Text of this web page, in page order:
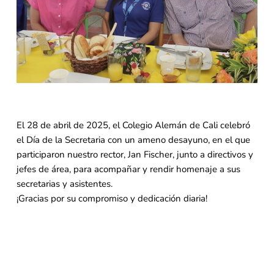
El 28 de abril de 2025, el Colegio Alemán de Cali celebró
el Día de la Secretaria con un ameno desayuno, en el que
participaron nuestro rector, Jan Fischer, junto a directivos y
jefes de área, para acompañar y rendir homenaje a sus
secretarias y asistentes.
¡Gracias por su compromiso y dedicación diaria!